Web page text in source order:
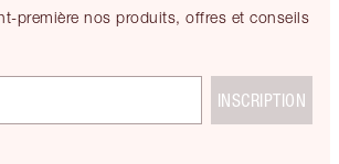
première nos produits, offres et conseils
INSCRIPTION